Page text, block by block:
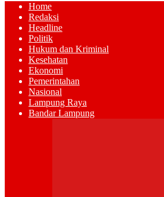
Home
Redaksi
Headline
Politik
Hukum dan Kriminal
Kesehatan
Ekonomi
Pemerintahan
Nasional
Lampung Raya
Bandar Lampung